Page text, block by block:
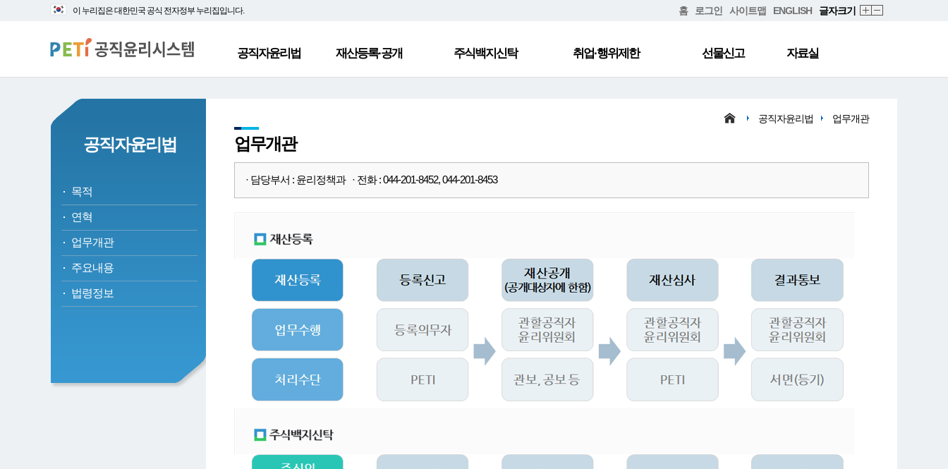
대
바
로
본
로
가
이 누리집은 대한민국 공식 전자정부 누리집입니다. 홈 로그인 사이트맵 ENGLISH 글자크기
공직자윤리법 재산등록·공개 주식백지신탁 취업·행위제한 선물신고 자료실
공직자윤리법
목적
연혁
업무개관
주요내용
법령정보
공직자윤리법 업무개관
업무개관
· 담당부서 : 윤리정책과 · 전화 : 044-201-8452, 044-201-8453